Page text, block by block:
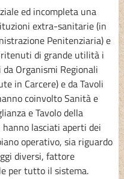
ed incompleta una
extra-sanitarie (in
Penitenziaria) e
di grande utilità i
Organismi Regionali
in Carcere) e da Tavoli
coinvolto Sanità e
e Tavolo della
lasciati aperti dei
operativo, sia riguardo
diversi, fattore
per tutto il sistema.